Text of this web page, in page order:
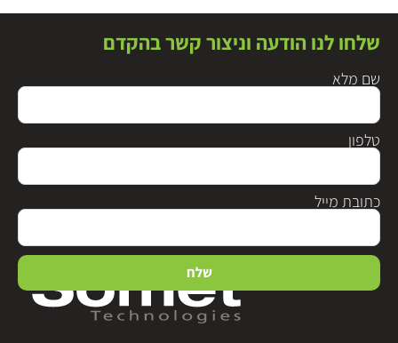
שלחו לנו הודעה וניצור קשר בהקדם
שם מלא
טלפון
כתובת מייל
שלח